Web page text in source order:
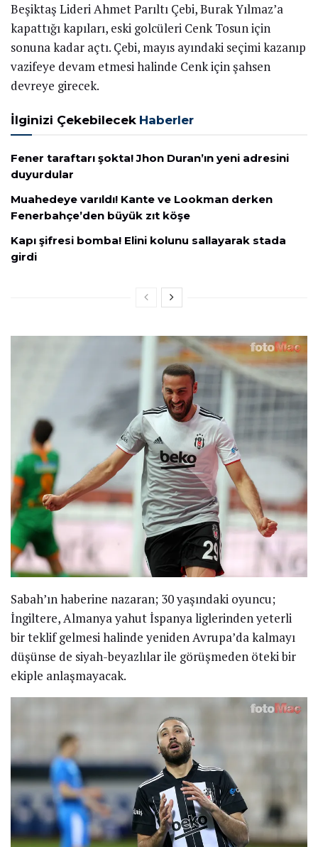
Beşiktaş Lideri Ahmet Parıltı Çebi, Burak Yılmaz’a
kapattığı kapıları, eski golcüleri Cenk Tosun için
sonuna kadar açtı. Çebi, mayıs ayındaki seçimi kazanıp
vazifeye devam etmesi halinde Cenk için şahsen
devreye girecek.
İlginizi Çekebilecek Haberler
Fener taraftarı şokta! Jhon Duran’ın yeni adresini
duyurdular
Muahedeye varıldı! Kante ve Lookman derken
Fenerbahçe’den büyük zıt köşe
Kapı şifresi bomba! Elini kolunu sallayarak stada
girdi
Sabah’ın haberine nazaran; 30 yaşındaki oyuncu;
İngiltere, Almanya yahut İspanya liglerinden yeterli
bir teklif gelmesi halinde yeniden Avrupa’da kalmayı
düşünse de siyah-beyazlılar ile görüşmeden öteki bir
ekiple anlaşmayacak.